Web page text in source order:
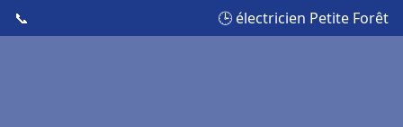
📞 🕒 électricien Petite Forêt